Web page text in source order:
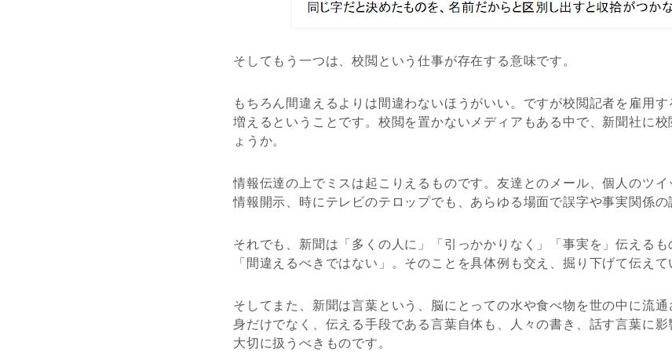
そしてもう一つは、校閲という仕事が存在する意味です。
もちろん間違えるよりは間違わないほうがいい。ですが校閲記者を雇用
増えるということです。校閲を置かないメディアもある中で、新聞社に
ょうか。
情報伝達の上でミスは起こりえるものです。友達とのメール、個人のツ
情報開示、時にテレビのテロップでも、あらゆる場面で誤字や事実関係の
それでも、新聞は「多くの人に」「引っかかりなく」「事実を」伝える
「間違えるべきではない」。そのことを具体例も交え、掘り下げて伝えて
そしてまた、新聞は言葉という、脳にとっての水や食べ物を世の中に流
身だけでなく、伝える手段である言葉自体も、人々の書き、話す言葉に
大切に扱うべきものです。